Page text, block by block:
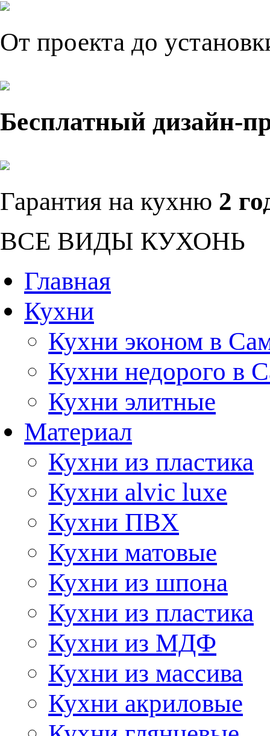
От проекта до
Бесплатный дизайн-
Гарантия на кухню 2
ВСЕ ВИДЫ КУХОНЬ
Главная
Кухни
Кухни эконом в
Кухни недорого в
Кухни элитные
Материал
Кухни из пластика
Кухни alvic luxe
Кухни ПВХ
Кухни матовые
Кухни из шпона
Кухни из пластика
Кухни из МДФ
Кухни из массива
Кухни акриловые